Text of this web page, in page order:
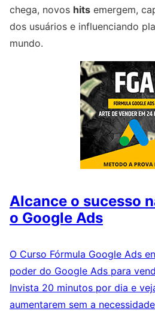
chega, novos hits emergem,
dos usuários e influenciando
mundo.
Alcance o sucesso
o Google Ads
O Curso Fórmula Google Ads
poder do Google Ads para
Invista 20 minutos por dia e
aumentarem sem a